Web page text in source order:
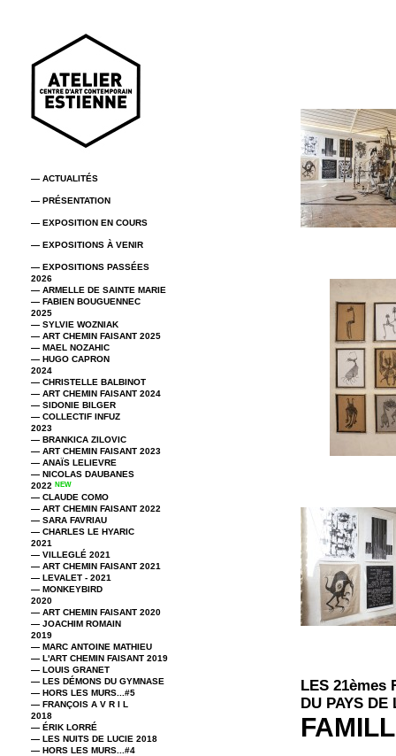
— ACTUALITÉS
— PRÉSENTATION
— EXPOSITION EN COURS
— EXPOSITIONS À VENIR
— EXPOSITIONS PASSÉES
2026
— ARMELLE DE SAINTE MARIE
— FABIEN BOUGUENNEC
2025
— SYLVIE WOZNIAK
— ART CHEMIN FAISANT 2025
— MAEL NOZAHIC
— HUGO CAPRON
2024
— CHRISTELLE BALBINOT
— ART CHEMIN FAISANT 2024
— SIDONIE BILGER
— COLLECTIF INFUZ
2023
— BRANKICA ZILOVIC
— ART CHEMIN FAISANT 2023
— ANAÏS LELIEVRE
— NICOLAS DAUBANES
2022 NEW
— CLAUDE COMO
— ART CHEMIN FAISANT 2022
— SARA FAVRIAU
— CHARLES LE HYARIC
2021
— VILLEGLÉ 2021
— ART CHEMIN FAISANT 2021
— LEVALET - 2021
— MONKEYBIRD
2020
— ART CHEMIN FAISANT 2020
— JOACHIM ROMAIN
2019
— MARC ANTOINE MATHIEU
— L'ART CHEMIN FAISANT 2019
— LOUIS GRANET
— LES DÉMONS DU GYMNASE
— HORS LES MURS...#5
— FRANÇOIS A V R I L
2018
— ÉRIK LORRÉ
— LES NUITS DE LUCIE 2018
— HORS LES MURS...#4
LES 21èmes
DU PAYS DE